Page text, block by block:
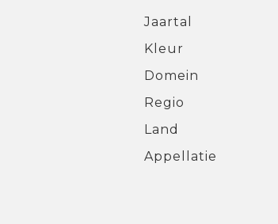
Jaartal
Kleur
Domein
Regio
Land
Appellatie